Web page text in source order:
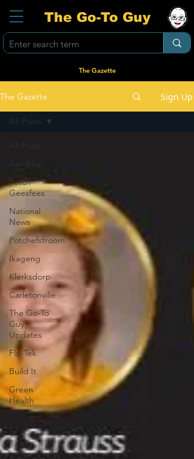
The Go-To Guy
The Gazette
The Gazette Sign Up
Potch
Geesfees
National
News
Potchefstroom
Ikageng
Klerksdorp
Carletonville
The Go-To
Guy
Updates
Flo-Tek
Build It
Green
Health
All Posts